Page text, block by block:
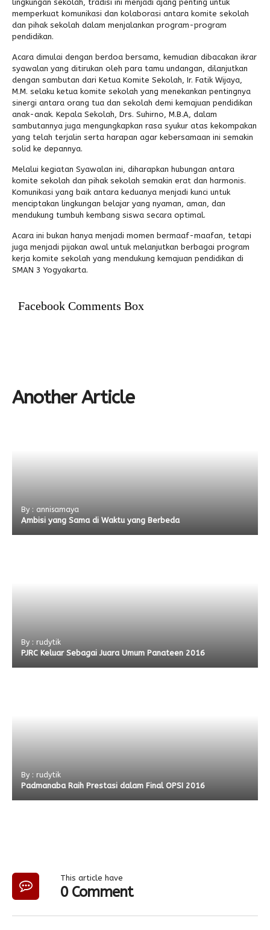
lingkungan sekolah, tradisi ini menjadi ajang penting untuk
memperkuat komunikasi dan kolaborasi antara komite sekolah
dan pihak sekolah dalam menjalankan program-program
pendidikan.
Acara dimulai dengan berdoa bersama, kemudian dibacakan ikrar
syawalan yang ditirukan oleh para tamu undangan, dilanjutkan
dengan sambutan dari Ketua Komite Sekolah, Ir. Fatik Wijaya,
M.M. selaku ketua komite sekolah yang menekankan pentingnya
sinergi antara orang tua dan sekolah demi kemajuan pendidikan
anak-anak. Kepala Sekolah, Drs. Suhirno, M.B.A, dalam
sambutannya juga mengungkapkan rasa syukur atas kekompakan
yang telah terjalin serta harapan agar kebersamaan ini semakin
solid ke depannya.
Melalui kegiatan Syawalan ini, diharapkan hubungan antara
komite sekolah dan pihak sekolah semakin erat dan harmonis.
Komunikasi yang baik antara keduanya menjadi kunci untuk
menciptakan lingkungan belajar yang nyaman, aman, dan
mendukung tumbuh kembang siswa secara optimal.
Acara ini bukan hanya menjadi momen bermaaf-maafan, tetapi
juga menjadi pijakan awal untuk melanjutkan berbagai program
kerja komite sekolah yang mendukung kemajuan pendidikan di
SMAN 3 Yogyakarta.
Facebook Comments Box
Another Article
By : annisamaya
Ambisi yang Sama di Waktu yang Berbeda
By : rudytik
PJRC Keluar Sebagai Juara Umum Panateen 2016
By : rudytik
Padmanaba Raih Prestasi dalam Final OPSI 2016
This article have
0 Comment